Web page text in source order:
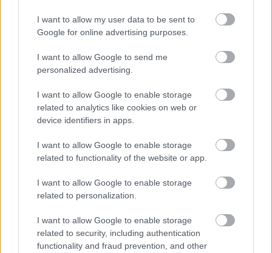
I want to allow my user data to be sent to
Google for online advertising purposes.
I want to allow Google to send me
personalized advertising.
I want to allow Google to enable storage
related to analytics like cookies on web or
device identifiers in apps.
I want to allow Google to enable storage
related to functionality of the website or app.
I want to allow Google to enable storage
related to personalization.
I want to allow Google to enable storage
related to security, including authentication
functionality and fraud prevention, and other
Α Ανώνυμος
25/07/2022 - 16:32
Ρε τον Άρη.
Απάντησε
5
gilo
25/07/2022 - 16:31
Θεος δημοσιος υπαλληλος, του χρονου με το
σωβρακο, σιγα μην σεβαστει Προεδρικο Μεγαρο
κλπ
Απάντησε
2 Likes 0 Απαντήσεις